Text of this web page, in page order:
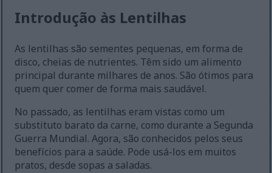
Introdução às Lentilhas
As lentilhas são sementes pequenas, em forma de
disco, cheias de nutrientes. Têm sido um alimento
principal durante milhares de anos. São ótimos para
quem quer comer de forma mais saudável.
No passado, as lentilhas eram vistas como um
substituto barato da carne, como durante a Segunda
Guerra Mundial. Agora, são conhecidos pelos seus
benefícios para a saúde. Pode usá-los em muitos
pratos, desde sopas a saladas.